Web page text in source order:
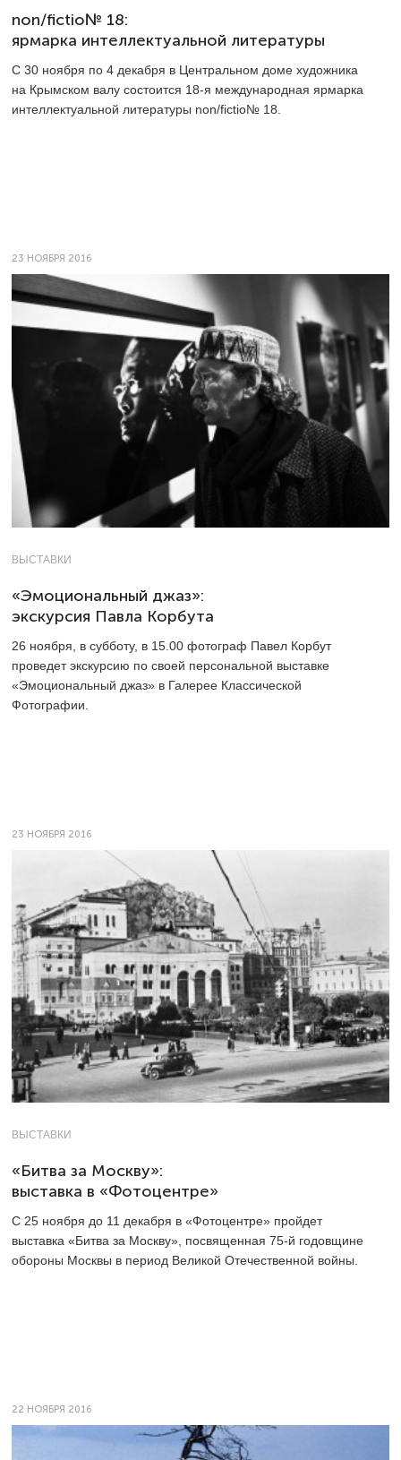
non/fictio№ 18:
ярмарка интеллектуальной литературы
С 30 ноября по 4 декабря в Центральном доме художника
на Крымском валу состоится 18-я международная ярмарка
интеллектуальной литературы non/fictio№ 18.
23 НОЯБРЯ 2016
ВЫСТАВКИ
«Эмоциональный джаз»:
экскурсия Павла Корбута
26 ноября, в субботу, в 15.00 фотограф Павел Корбут
проведет экскурсию по своей персональной выставке
«Эмоциональный джаз» в Галерее Классической
Фотографии.
23 НОЯБРЯ 2016
ВЫСТАВКИ
«Битва за Москву»:
выставка в «Фотоцентре»
С 25 ноября до 11 декабря в «Фотоцентре» пройдет
выставка «Битва за Москву», посвященная 75-й годовщине
обороны Москвы в период Великой Отечественной войны.
22 НОЯБРЯ 2016